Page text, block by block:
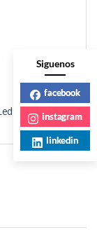
Siguenos
facebook
instagram
linkedin